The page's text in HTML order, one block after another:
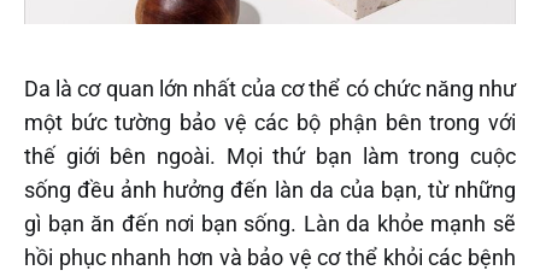
Da là cơ quan lớn nhất của cơ thể có chức năng như
một bức tường bảo vệ các bộ phận bên trong với
thế giới bên ngoài. Mọi thứ bạn làm trong cuộc
sống đều ảnh hưởng đến làn da của bạn, từ những
gì bạn ăn đến nơi bạn sống. Làn da khỏe mạnh sẽ
hồi phục nhanh hơn và bảo vệ cơ thể khỏi các bệnh